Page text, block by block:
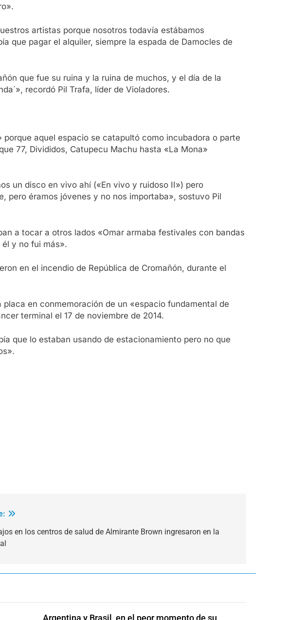
artistas porque nosotros todavía estábamos
que pagar el alquiler, siempre la espada de Damocles de
que fue su ruina y la ruina de muchos, y el día de la
recordó Pil Trafa, líder de Violadores.
aquel espacio se catapultó como incubadora o parte
77, Divididos, Catupecu Machu hasta «La Mona»
un disco en vivo ahí («En vivo y ruidoso II») pero
pero éramos jóvenes y no nos importaba», sostuvo Pil
a tocar a otros lados «Omar armaba festivales con bandas
y no fui más».
en el incendio de República de Cromañón, durante el
en conmemoración de un «espacio fundamental de
terminal el 17 de noviembre de 2014.
que lo estaban usando de estacionamiento pero no que
en los centros de salud de Almirante Brown ingresaron en la
Argentina y Brasil, en el peor momento de su